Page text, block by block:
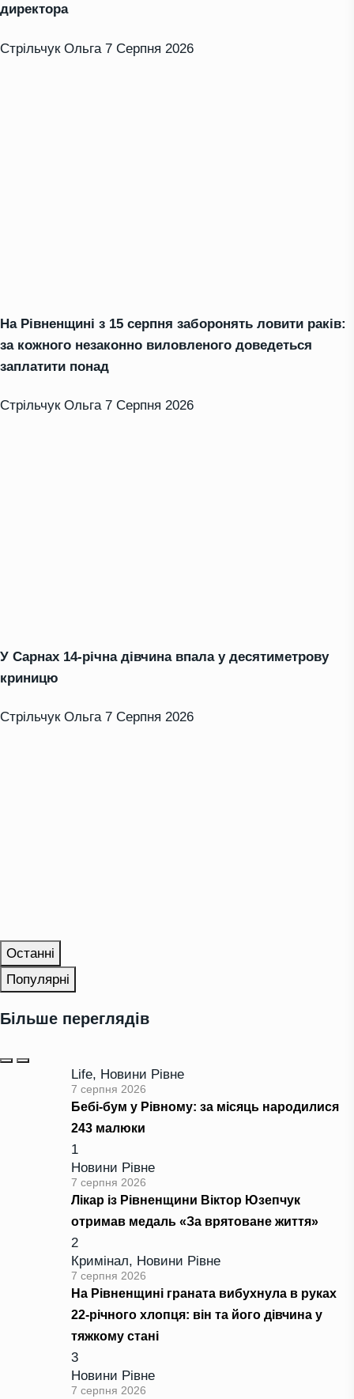
директора
Стрільчук Ольга 7 Серпня 2026
На Рівненщині з 15 серпня заборонять ловити раків:
за кожного незаконно виловленого доведеться
заплатити понад
Стрільчук Ольга 7 Серпня 2026
У Сарнах 14-річна дівчина впала у десятиметрову
криницю
Стрільчук Ольга 7 Серпня 2026
Останні
Популярні
Більше переглядів
Life, Новини Рівне
7 серпня 2026
Бебі-бум у Рівному: за місяць народилися
243 малюки
1
Новини Рівне
7 серпня 2026
Лікар із Рівненщини Віктор Юзепчук
отримав медаль «За врятоване життя»
2
Кримінал, Новини Рівне
7 серпня 2026
На Рівненщині граната вибухнула в руках
22-річного хлопця: він та його дівчина у
тяжкому стані
3
Новини Рівне
7 серпня 2026